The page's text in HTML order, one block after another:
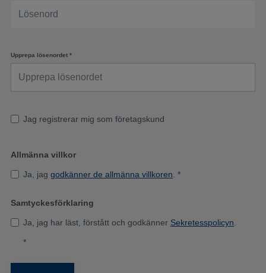
Upprepa lösenordet *
Jag registrerar mig som företagskund
Allmänna villkor
Ja, jag godkänner de allmänna villkoren *
Samtyckesförklaring
Ja, jag har läst, förstått och godkänner Sekretesspolicyn
*